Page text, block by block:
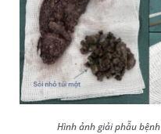
Hình ảnh giải phẫu